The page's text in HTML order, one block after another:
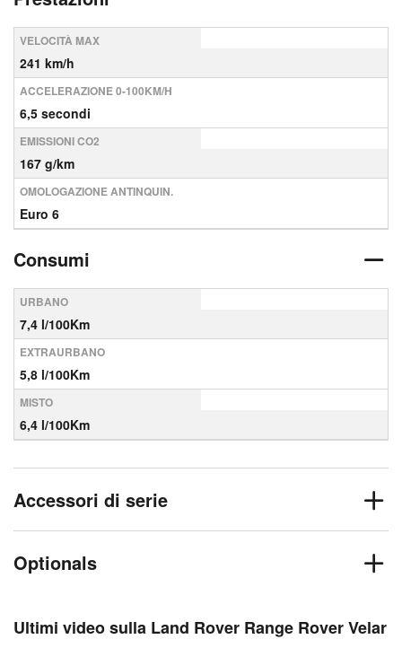
VELOCITÀ MAX
241 km/h
ACCELERAZIONE 0-100KM/H
6,5 secondi
EMISSIONI CO2
167 g/km
OMOLOGAZIONE ANTINQUIN.
Euro 6
Consumi
URBANO
7,4 l/100Km
EXTRAURBANO
5,8 l/100Km
MISTO
6,4 l/100Km
Accessori di serie
Optionals
Ultimi video sulla Land Rover Range Rover Velar